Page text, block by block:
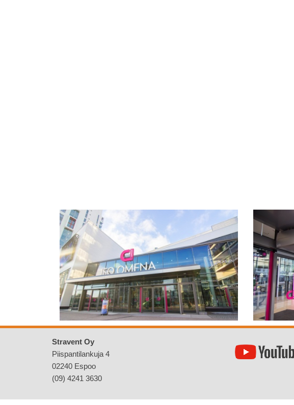
Stravent Oy
Piispantilankuja 4
02240 Espoo
(09) 4241 3630